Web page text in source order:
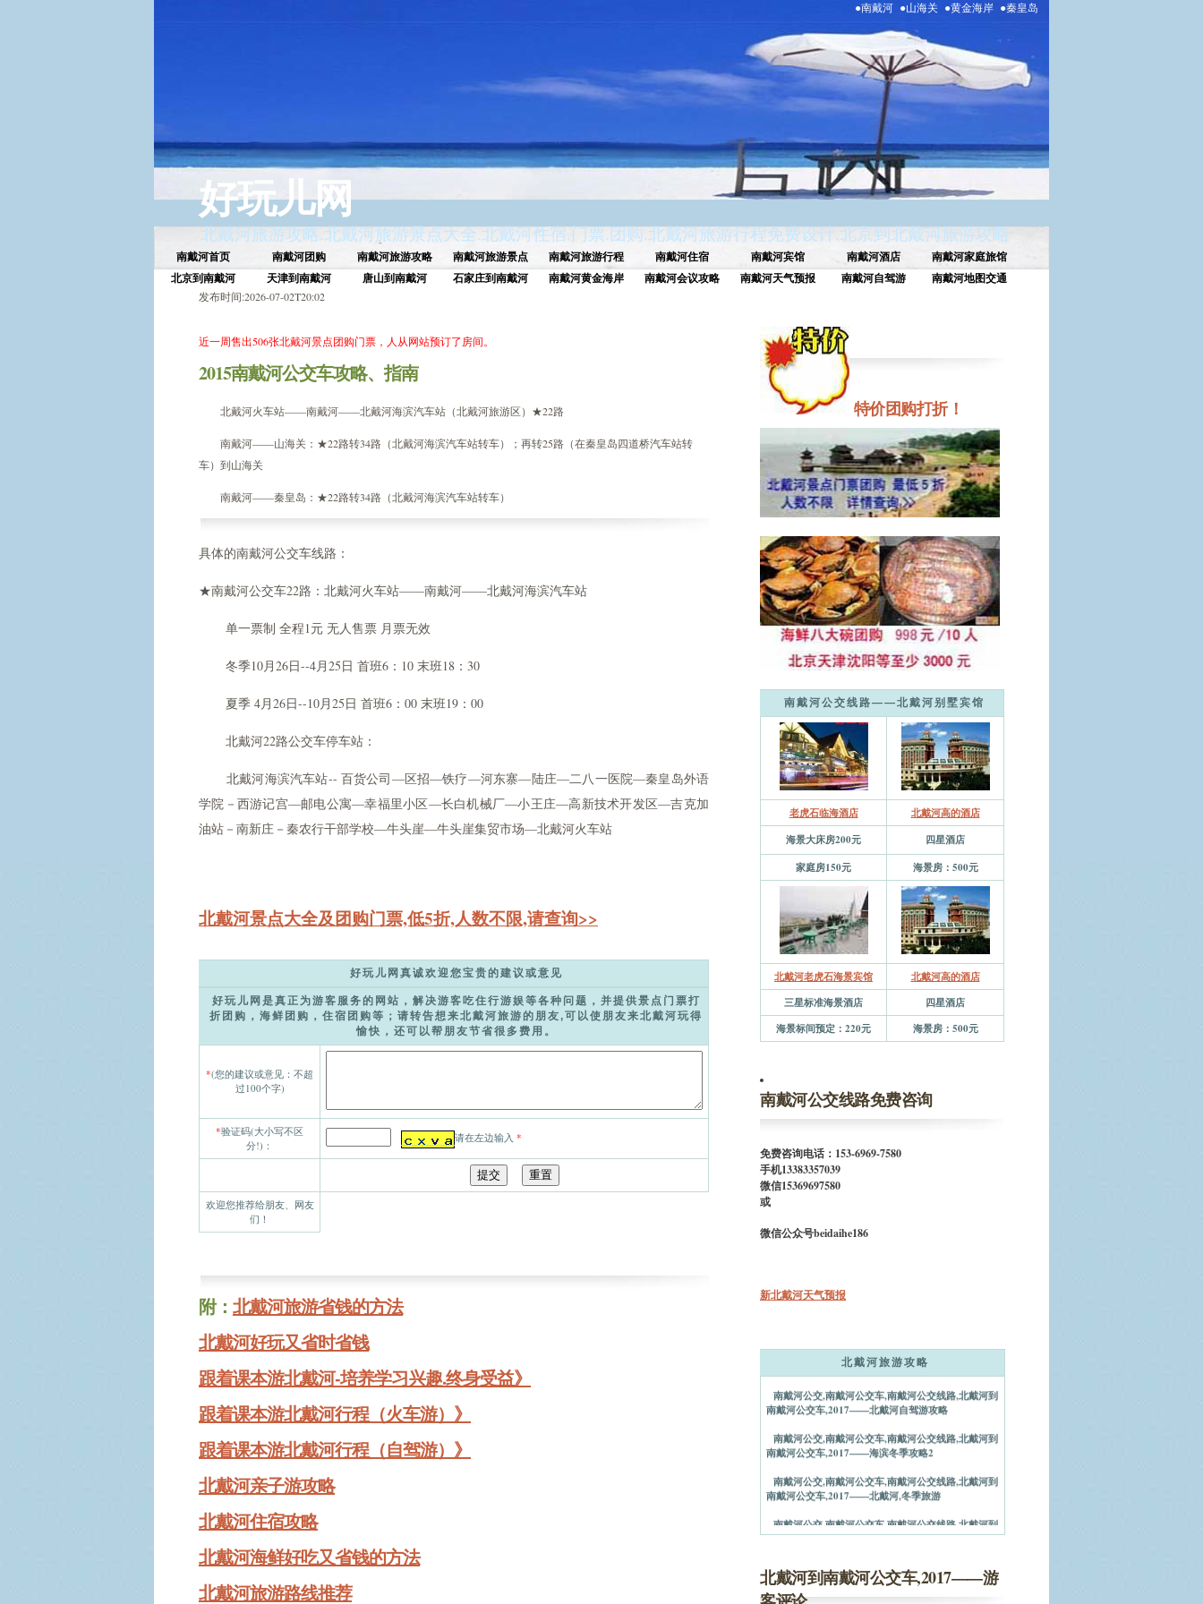
●南戴河 ●山海关 ●黄金海岸 ●秦皇岛
好玩儿网
北戴河旅游攻略.北戴河旅游景点大全.北戴河住宿.门票.团购.北戴河旅游行程免费设计.北京到北戴河旅游攻略
南戴河首页 南戴河团购 南戴河旅游攻略 南戴河旅游景点 南戴河旅游行程 南戴河住宿 南戴河宾馆 南戴河酒店
南戴河家庭旅馆
北京到南戴河
天津到南戴河 唐山到南戴河 石家庄到南戴河 南戴河黄金海岸 南戴河会议攻略 南戴河天气预报 南戴河自驾游 南戴河地图交通
发布时间:2026-07-02T20:02
近一周售出 506张北戴河景点团购门票，人从网站预订了房间。
2015南戴河公交车攻略、指南
北戴河火车站——南戴河——北戴河海滨汽车站（北戴河旅游区）★22路
南戴河——山海关：★22路转34路（北戴河海滨汽车站转车）；再转25路（在秦皇岛四道桥汽车站转
车）到山海关
南戴河——秦皇岛：★22路转34路（北戴河海滨汽车站转车）
具体的南戴河公交车线路：
★南戴河公交车22路：北戴河火车站——南戴河——北戴河海滨汽车站
单一票制 全程1元 无人售票 月票无效
冬季10月26日--4月25日 首班6：10 末班18：30
夏季 4月26日--10月25日 首班6：00 末班19：00
北戴河22路公交车停车站：
北戴河海滨汽车站-- 百货公司—区招—铁疗—河东寨—陆庄—二八一医院—秦皇岛外语
学院－西游记宫—邮电公寓—幸福里小区—长白机械厂—小王庄—高新技术开发区—吉克加
油站－南新庄－秦农行干部学校—牛头崖—牛头崖集贸市场—北戴河火车站
北戴河景点大全及团购门票,低5折,人数不限,请查询>>
好玩儿网真诚欢迎您宝贵的建议或意见
好玩儿网是真正为游客服务的网站，解决游客吃住行游娱等各种问题，并提供景点门票打
折团购，海鲜团购，住宿团购等；请转告想来北戴河旅游的朋友,可以使朋友来北戴河玩得
愉快，还可以帮朋友节省很多费用。
*(您的建议或意见：不超
过100个字)
*验证码(大小写不区
分!)：
请在左边输入 *
欢迎您推荐给朋友、网友
们！
附： 北戴河旅游省钱的方法
北戴河好玩又省时省钱
跟着课本游北戴河-培养学习兴趣.终身受益》
跟着课本游北戴河行程（火车游）》
跟着课本游北戴河行程（自驾游）》
北戴河亲子游攻略
北戴河住宿攻略
北戴河海鲜好吃又省钱的方法
北戴河旅游路线推荐
特价团购打折！
南戴河公交线路——北戴河别墅宾馆
老虎石临海酒店
北戴河高的酒店
海景大床房200元
四星酒店
家庭房150元
海景房：500元
北戴河老虎石海景宾馆
北戴河高的酒店
三星标准海景酒店
四星酒店
海景标间预定：220元
海景房：500元
南戴河公交线路免费咨询
免费咨询电话：153-6969-7580
手机13383357039
微信15369697580
或
微信公众号beidaihe186
新北戴河天气预报
北戴河旅游攻略
南戴河公交车,2017——海滨冬季攻略1
南戴河公交,南戴河公交车,南戴河公交线路,北戴河到
南戴河公交车,2017——北戴河自驾游攻略
南戴河公交,南戴河公交车,南戴河公交线路,北戴河到
南戴河公交车,2017——海滨冬季攻略2
南戴河公交,南戴河公交车,南戴河公交线路,北戴河到
南戴河公交车,2017——北戴河,冬季旅游
南戴河公交,南戴河公交车,南戴河公交线路,北戴河到
南戴河公交车,2017--佳攻略
南戴河公交,南戴河公交车,南戴河公交线路,北戴河到
北戴河到南戴河公交车,2017——游